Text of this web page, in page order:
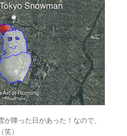
が降った日があった！なので、
）